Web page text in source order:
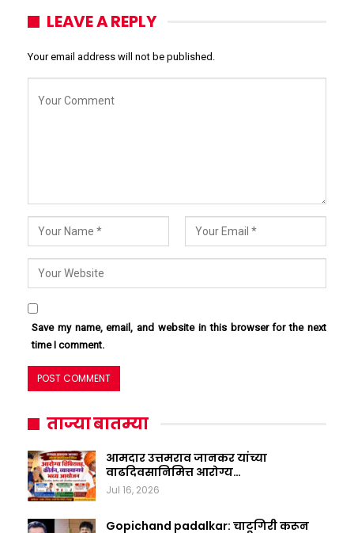
LEAVE A REPLY
Your email address will not be published.
Save my name, email, and website in this browser for the next
time I comment.
ताज्या बातम्या
आमदार उत्तमराव जानकर यांच्या
वाढदिवसानिमित्त आरोग्य…
Jul 16, 2026
Gopichand padalkar: चाटूगिरी करून